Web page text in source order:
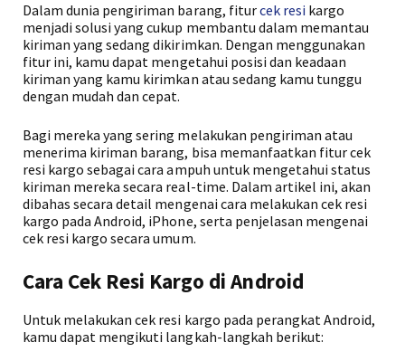
Dalam dunia pengiriman barang, fiturcek resi kargo
menjadi solusi yang cukup membantu dalam memantau
kiriman yang sedang dikirimkan. Dengan menggunakan
fitur ini, kamu dapat mengetahui posisi dan keadaan
kiriman yang kamu kirimkan atau sedang kamu tunggu
dengan mudah dan cepat.
Bagi mereka yang sering melakukan pengiriman atau
menerima kiriman barang, bisa memanfaatkan fitur cek
resi kargo sebagai cara ampuh untuk mengetahui status
kiriman mereka secara real-time. Dalam artikel ini, akan
dibahas secara detail mengenai cara melakukan cek resi
kargo pada Android, iPhone, serta penjelasan mengenai
cek resi kargo secara umum.
Cara Cek Resi Kargo di Android
Untuk melakukan cek resi kargo pada perangkat Android,
kamu dapat mengikuti langkah-langkah berikut: